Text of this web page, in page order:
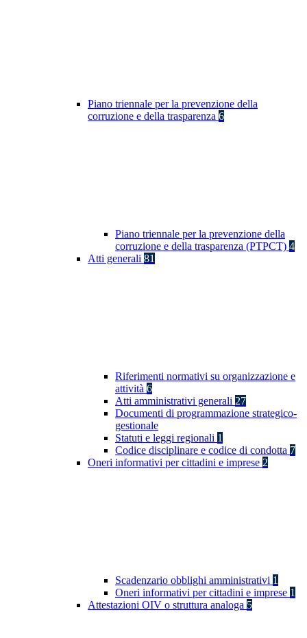
Piano triennale per la prevenzione della
corruzione e della trasparenza 6
Piano triennale per la prevenzione della
corruzione e della trasparenza (PTPCT) 4
Atti generali 81
Riferimenti normativi su organizzazione e
attività 6
Atti amministrativi generali 27
Documenti di programmazione strategico-
gestionale
Statuti e leggi regionali 1
Codice disciplinare e codice di condotta 7
Oneri informativi per cittadini e imprese 2
Scadenzario obblighi amministrativi 1
Oneri informativi per cittadini e imprese 1
Attestazioni OIV o struttura analoga 5